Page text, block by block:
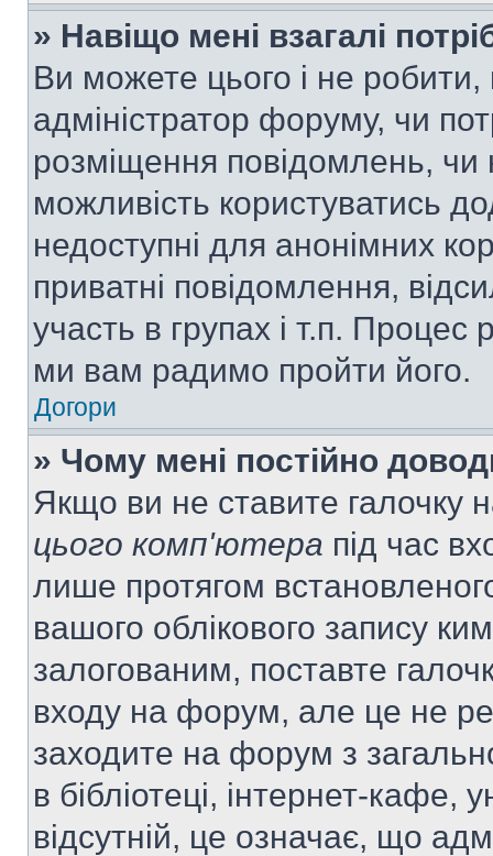
» Навіщо мені взагалі
Ви можете цього і не робити,
адміністратор форуму, чи
розміщення повідомлень, чи
можливість користуватись
недоступні для анонімних
приватні повідомлення,
участь в групах і т.п. Процес
ми вам радимо пройти його.
Догори
» Чому мені постійно
Якщо ви не ставите галочку
цього комп'ютера під час
лише протягом
вашого облікового запису
залогованим, поставте
входу на форум, але це не
заходите на форум з
в бібліотеці, інтернет-кафе,
відсутній, це означає, що